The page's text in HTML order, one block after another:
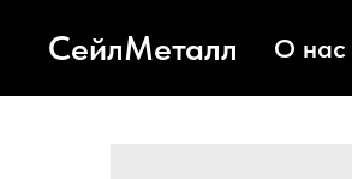
СейлМеталл О нас